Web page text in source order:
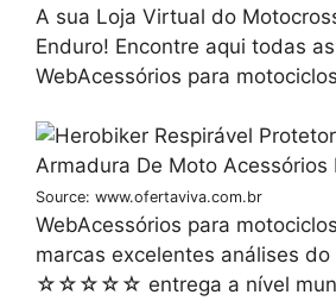
A sua Loja Virtual do
Enduro! Encontre aqui todas
WebAcessórios para
Source: www.ofertaviva.com.br
WebAcessórios para
marcas excelentes análises
☆☆☆☆☆ entrega a nível